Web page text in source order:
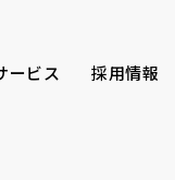
ービス 採用情報